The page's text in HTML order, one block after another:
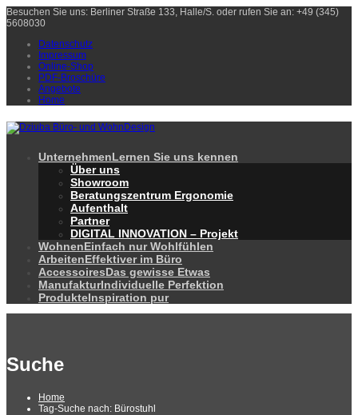
Besuchen Sie uns: Berliner Straße 133, Halle/S. oder rufen Sie an: +49 (345)
5608030
Datenschutz
Impressum
Online-Shop
PDF-Broschüre
Angebote
Home
UnternehmenLernen Sie uns kennen
Über uns
Showroom
Beratungszentrum Ergonomie
Aufenthalt
Partner
DIGITAL INNOVATION – Projekt
WohnenEinfach nur Wohlfühlen
ArbeitenEffektiver im Büro
AccessoiresDas gewisse Etwas
ManufakturIndividuelle Perfektion
ProdukteInspiration pur
Suche
Home
Tag-Suche nach: Bürostuhl